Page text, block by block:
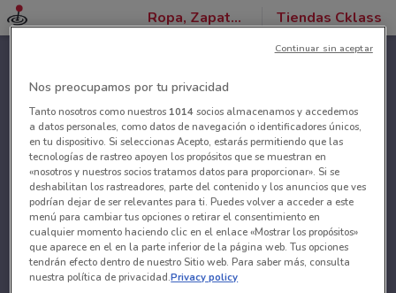
Ropa, Zapatos y Accesorios Tiendas Cklass
Nos preocupamos por tu privacidad
Tanto nosotros como nuestros 1014socios almacenamos y accedemos
a datos personales, como datos de navegación o identificadores únicos,
en tu dispositivo. Si seleccionas Acepto, estarás permitiendo que las
tecnologías de rastreo apoyen los propósitos que se muestran en
«nosotros y nuestros socios tratamos datos para proporcionar». Si se
deshabilitan los rastreadores, parte del contenido y los anuncios que ves
podrían dejar de ser relevantes para ti. Puedes volver a acceder a este
menú para cambiar tus opciones o retirar el consentimiento en
cualquier momento haciendo clic en el enlace «Mostrar los propósitos»
que aparece en el en la parte inferior de la página web. Tus opciones
tendrán efecto dentro de nuestro Sitio web. Para saber más, consulta
nuestra política de privacidad.Privacy policy
Continuar sin aceptar